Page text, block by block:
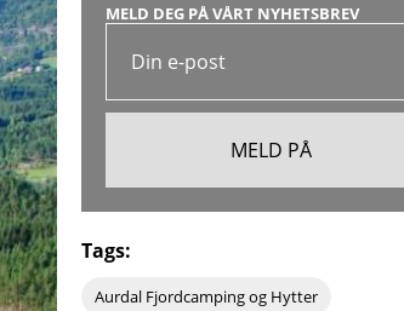
MELD DEG PÅ VÅRT NYHETSBREV
Tags:
Aurdal Fjordcamping og Hytter